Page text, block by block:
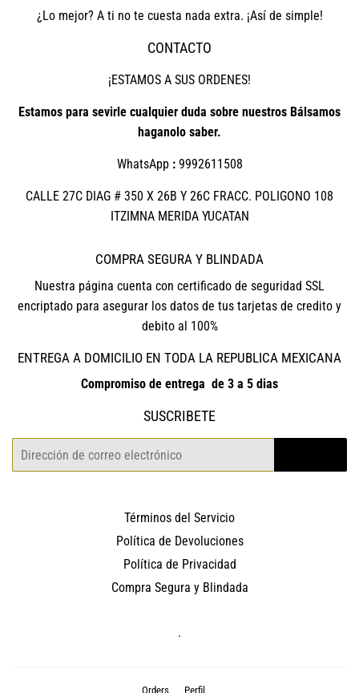
¿Lo mejor? A ti no te cuesta nada extra. ¡Así de simple!
CONTACTO
¡ESTAMOS A SUS ORDENES!
Estamos para sevirle cualquier duda sobre nuestros Bálsamos
haganolo saber.
WhatsApp : 9992611508
CALLE 27C DIAG # 350 X 26B Y 26C FRACC. POLIGONO 108
ITZIMNA MERIDA YUCATAN
COMPRA SEGURA Y BLINDADA
Nuestra página cuenta con certificado de seguridad SSL
encriptado para asegurar los datos de tus tarjetas de credito y
debito al 100%
ENTREGA A DOMICILIO EN TODA LA REPUBLICA MEXICANA
Compromiso de entrega de 3 a 5 dias
SUSCRIBETE
Correo
Términos del Servicio
Política de Devoluciones
Política de Privacidad
Compra Segura y Blindada
.
Orders Perfil